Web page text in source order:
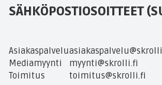
SÄHKÖPOSTIOSOITTEET
Asiakaspalvelu
Mediamyynti
myynti@skrolli.fi
Toimitus
toimitus@skrolli.fi